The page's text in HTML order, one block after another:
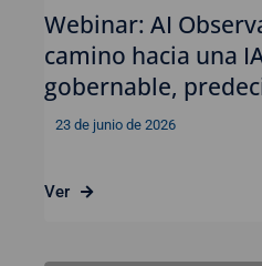
Webinar: AI
camino hacia una
gobernable,
23 de junio de 2026
Ver